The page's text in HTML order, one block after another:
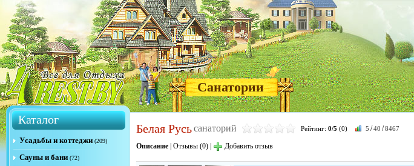
Санатории
Каталог
Усадьбы и коттеджи (209)
Сауны и бани (72)
Белая Русьсанаторий Рейтинг: 0/5 (0) 5 /40 /8467
Описание Отзывы (0) Добавить отзыв